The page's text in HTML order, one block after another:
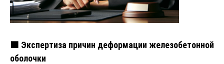
🟧 Экспертиза причин деформации железобетонной
оболочки